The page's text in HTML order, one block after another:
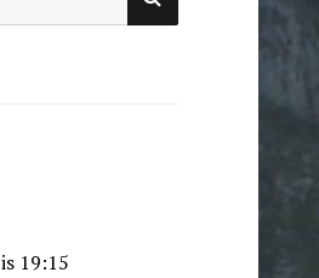
19:15